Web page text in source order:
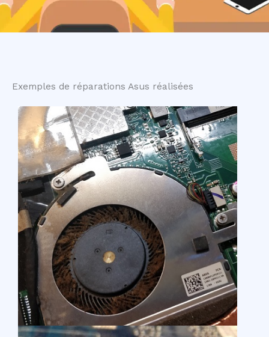
Exemples de réparations Asus réalisées